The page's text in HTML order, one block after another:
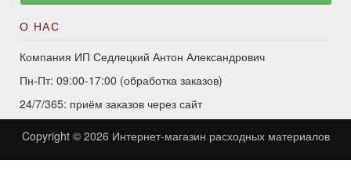
О НАС
Компания ИП Седлецкий Антон Александрович
Пн-Пт: 09:00-17:00 (обработка заказов)
24/7/365: приём заказов через сайт
Copyright © 2026 Интернет-магазин расходных материалов